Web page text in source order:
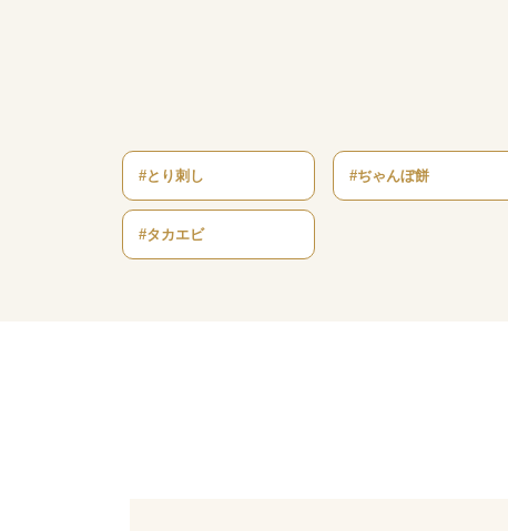
#とり刺し #ぢゃんぼ餅
#タカエビ